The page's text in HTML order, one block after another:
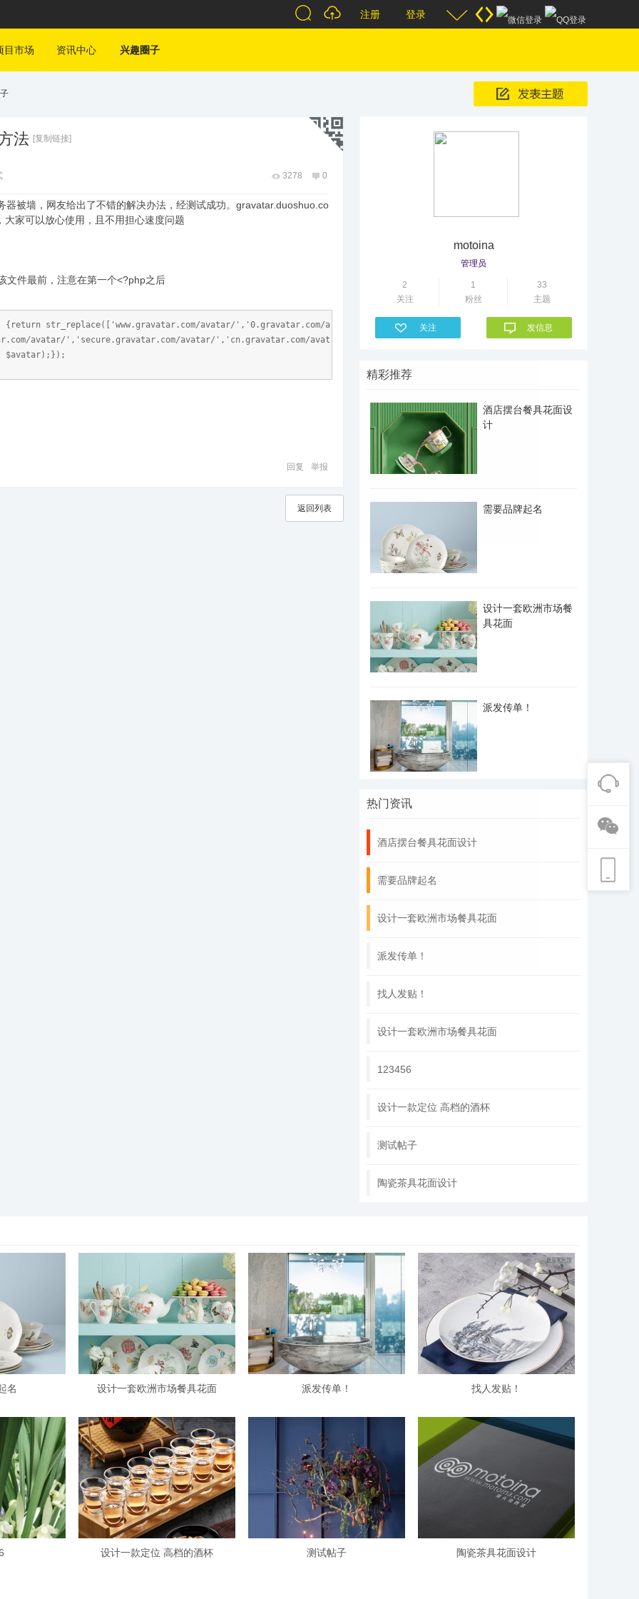
注册 登录
目市场 资讯中心 兴趣圈子
法 [复制链接]
3278 0
被墙，网友给出了不错的解决办法，经测试成功。gravatar.duoshuo.co
家可以放心使用，且不用担心速度问题
文件最前，注意在第一个<?php之后
str_replace(['www.gravatar.com/avatar/','0.gravatar.com/a
avatar/','secure.gravatar.com/avatar/','cn.gravatar.com/avat
$avatar);});
举报
回复
返回列表
motoina
管理员
2
关注
1
粉丝
33
主题
关注 发信息
精彩推荐
酒店摆台餐具花面设
计
需要品牌起名
设计一套欧洲市场餐
具花面
派发传单！
热门资讯
酒店摆台餐具花面设计
需要品牌起名
设计一套欧洲市场餐具花面
派发传单！
找人发贴！
设计一套欧洲市场餐具花面
123456
设计一款定位 高档的酒杯
测试帖子
陶瓷茶具花面设计
名 设计一套欧洲市场餐具花面 派发传单！ 找人发贴！
设计一款定位 高档的酒杯 测试帖子 陶瓷茶具花面设计